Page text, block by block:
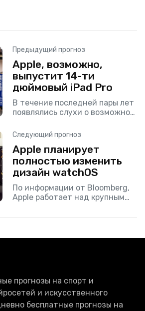
Предыдущий прогноз
Apple, возможно,
выпустит 14-ти
дюймовый iPad Pro
В течение последней пары лет
появлялись слухи о возможном
мало кто знал о его размерах.
Однако надежный источник
Росс Янг
Следующий прогноз
Apple планирует
полностью изменить
дизайн watchOS
По информации от Bloomberg,
Apple работает над крупным
обеспечения для watchOS.
прогнозы на спорт и
и искусственного
бесплатные прогнозы на